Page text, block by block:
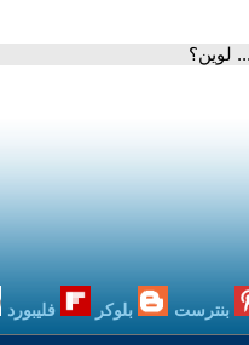
لوين؟
بنترست بلوكر فليبورد